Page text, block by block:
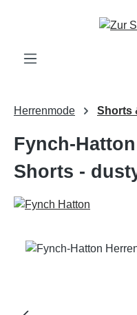
Zum Hauptinhalt springen
Herrenmode Shorts
Fynch-
Shorts -
Bildergalerie